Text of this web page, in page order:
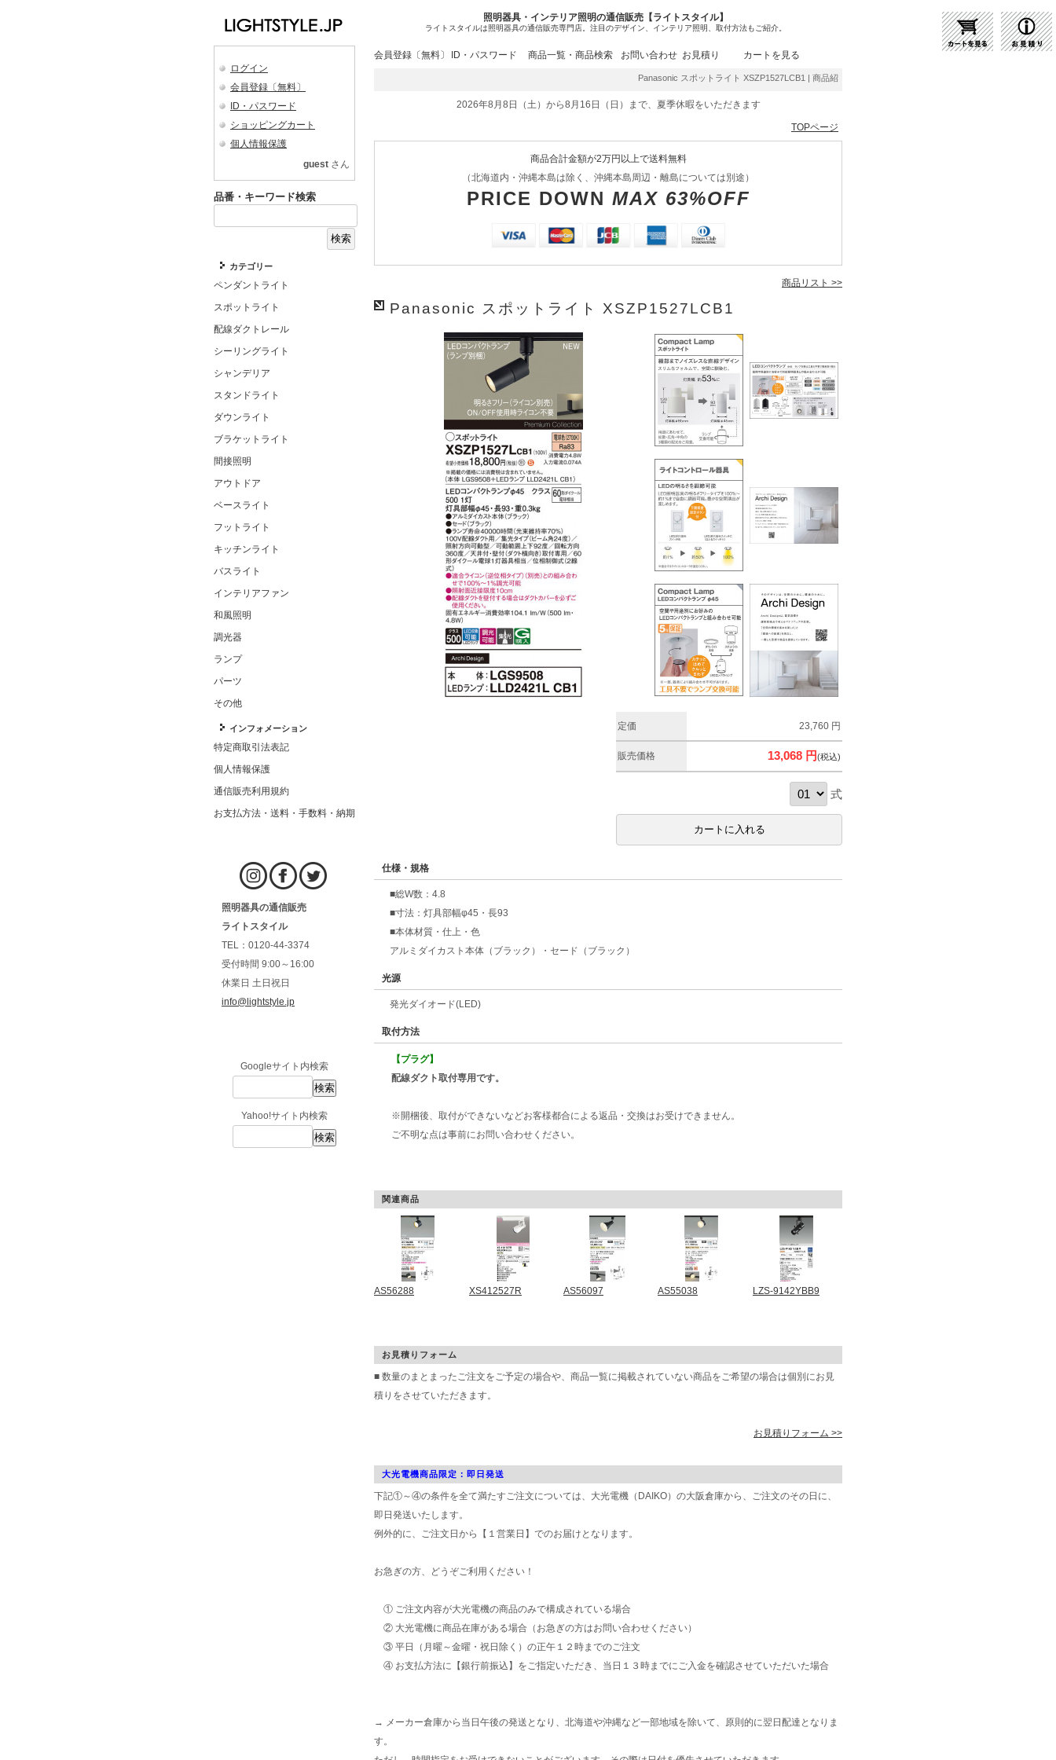
照明器具・インテリア照明の通信販売【ライトスタイル】
ライトスタイルは照明器具の通信販売専門店。注目のデザイン、インテリア照明、取付方法もご紹介。
ログイン
会員登録〔無料〕
ID・パスワード
ショッピングカート
個人情報保護
guest さん
品番・キーワード検索
カテゴリー
ペンダントライト
スポットライト
配線ダクトレール
シーリングライト
シャンデリア
スタンドライト
ダウンライト
ブラケットライト
間接照明
アウトドア
ベースライト
フットライト
キッチンライト
バスライト
インテリアファン
和風照明
調光器
ランプ
パーツ
その他
インフォメーション
特定商取引法表記
個人情報保護
通信販売利用規約
お支払方法・送料・手数料・納期
照明器具の通信販売
ライトスタイル
TEL：0120-44-3374
受付時間 9:00～16:00
休業日 土日祝日
info@lightstyle.jp
Googleサイト内検索
Yahoo!サイト内検索
会員登録〔無料〕 ID・パスワード 商品一覧・商品検索 お問い合わせ お見積り カートを見る
Panasonic スポットライト XSZP1527LCB1 | 商品紹介 | 照明器具の通販・インテリア照明の通信販売【ライトス
2026年8月8日（土）から8月16日（日）まで、夏季休暇をいただきます
TOPページ
商品合計金額が2万円以上で送料無料
（北海道内・沖縄本島は除く、沖縄本島周辺・離島については別途）
PRICE DOWN MAX 63%OFF
商品リスト >>
Panasonic スポットライト XSZP1527LCB1
定価 23,760 円
販売価格 13,068 円(税込)
式
仕様・規格
■総W数：4.8
■寸法：灯具部幅φ45・長93
■本体材質・仕上・色
アルミダイカスト本体（ブラック）・セード（ブラック）
光源
発光ダイオード(LED)
取付方法
【プラグ】
配線ダクト取付専用です。
※開梱後、取付ができないなどお客様都合による返品・交換はお受けできません。
ご不明な点は事前にお問い合わせください。
関連商品
AS56288 XS412527R AS56097 AS55038 LZS-9142YBB9
お見積りフォーム
■ 数量のまとまったご注文をご予定の場合や、商品一覧に掲載されていない商品をご希望の場合は個別にお見
積りをさせていただきます。
お見積りフォーム >>
大光電機商品限定：即日発送
下記①～④の条件を全て満たすご注文については、大光電機（DAIKO）の大阪倉庫から、ご注文のその日に、
即日発送いたします。
例外的に、ご注文日から【１営業日】でのお届けとなります。
お急ぎの方、どうぞご利用ください！
① ご注文内容が大光電機の商品のみで構成されている場合
② 大光電機に商品在庫がある場合（お急ぎの方はお問い合わせください）
③ 平日（月曜～金曜・祝日除く）の正午１２時までのご注文
④ お支払方法に【銀行前振込】をご指定いただき、当日１３時までにご入金を確認させていただいた場合
→ メーカー倉庫から当日午後の発送となり、北海道や沖縄など一部地域を除いて、原則的に翌日配達となりま
す。